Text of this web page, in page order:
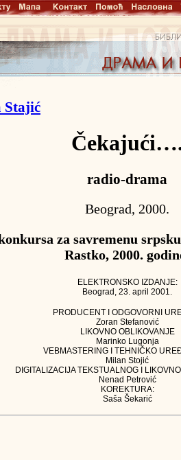
Stajić
radio-drama
Beograd, 2000.
za savremenu
Rastko, 2000.
ELEKTRONSKO IZDANJE:
Beograd, 23. april 2001.
PRODUCENT I ODGOVORNI
Zoran Stefanović
LIKOVNO OBLIKOVANJE
Marinko Lugonja
VEBMASTERING I TEHNIČKO
Milan Stojić
DIGITALIZACIJA TEKSTUALNOG I
Nenad Petrović
KOREKTURA:
Saša Šekarić